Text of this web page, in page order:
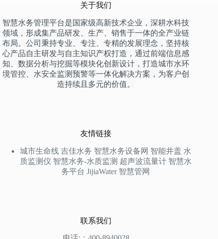
关于我们
智慧水务管理平台是国家级高新技术企业，深耕水科技
领域，形成集产品研发、生产、销售于一体的全产业链
布局。公司秉持专业、专注、专精的发展理念，坚持核
心产品自主研发与自主知识产权打造，通过前端信息感
知、数据分析与挖掘等模块化创新设计，打造城市水环
境管控、水安全监测预警等一体化解决方案，为客户创
造持续且多元的价值。
友情链接
城市生命线 吉佳水务 智慧水务设备网 智能井盖 水
质监测仪 智慧水务-水质监测 超声波流量计 智慧水
务平台 JijiaWater 智慧管网
联系我们